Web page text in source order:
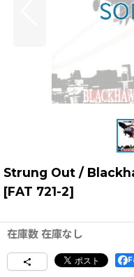
Strung Out /
[FAT 721-2]
在庫数 在庫なし